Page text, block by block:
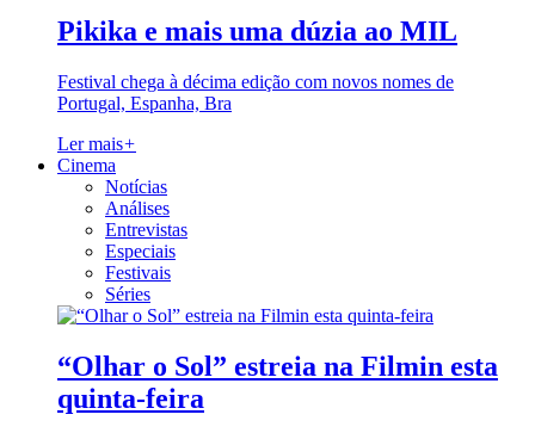
Pikika e mais uma dúzia ao MIL
Festival chega à décima edição com novos nomes de
Portugal, Espanha, Bra
Ler mais+
Cinema
Notícias
Análises
Entrevistas
Especiais
Festivais
Séries
“Olhar o Sol” estreia na Filmin esta
quinta-feira